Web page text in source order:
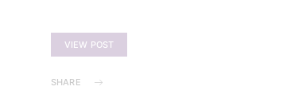
VIEW POST
SHARE